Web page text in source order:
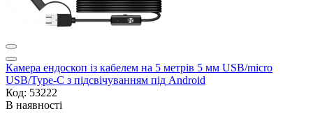
Камера ендоскоп із кабелем на 5 метрів 5 мм USB/micro
USB/Type-C з підсвічуванням під Android
Код: 53222
В наявності